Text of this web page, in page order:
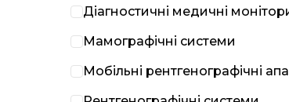
Діагностичні медичні
Мамографічні системи
Мобільні рентгенографічні